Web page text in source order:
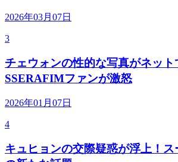
2026年03月07日
3
チェウォンの性的な写真がネッ
SSERAFIMファンが激怒
2026年01月07日
4
キュヒョンの交際疑惑が浮上！